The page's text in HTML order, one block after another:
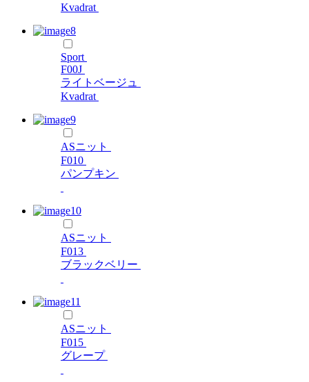
Kvadrat
Sport
F00J
ライトベージュ
Kvadrat
ASニット
F010
パンプキン
ASニット
F013
ブラックベリー
ASニット
F015
グレープ